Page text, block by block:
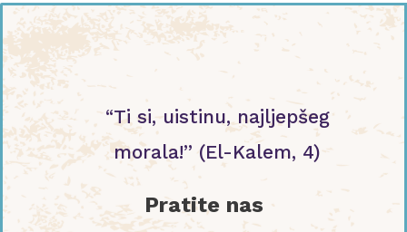
“Ti si, uistinu, najljepšeg
morala!” (El-Kalem, 4)
Pratite nas